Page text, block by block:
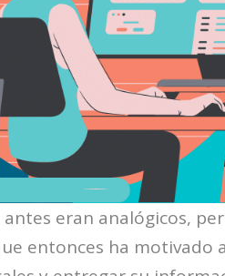
eran analógicos,
entonces ha motivado